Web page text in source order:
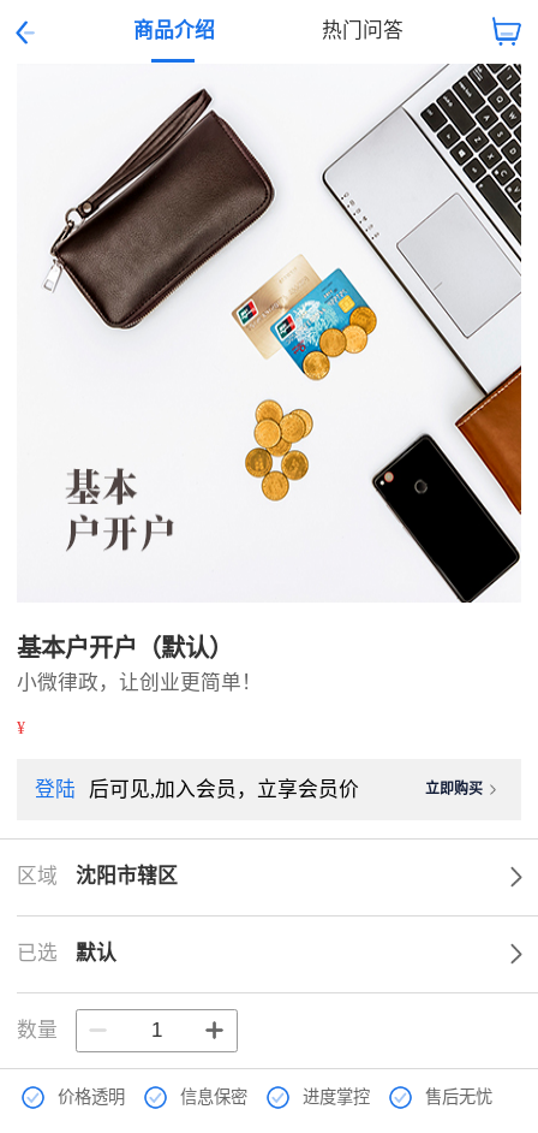
商品介绍 热门问答
基本户开户（默认）
小微律政，让创业更简单！
¥
登陆 后可见,加入会员，立享会员价 立即购买
区域 沈阳市辖区
已选 默认
数量
价格透明 信息保密 进度掌控 售后无忧